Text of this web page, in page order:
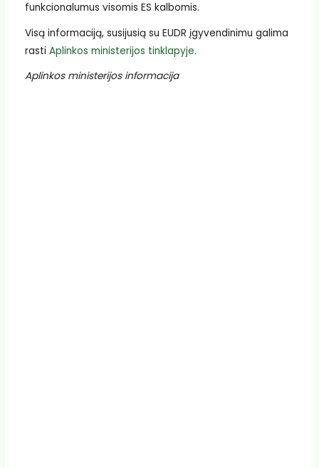
funkcionalumus visomis ES kalbomis.
Visą informaciją, susijusią su EUDR įgyvendinimu galima
rasti Aplinkos ministerijos tinklapyje.
Aplinkos ministerijos informacija